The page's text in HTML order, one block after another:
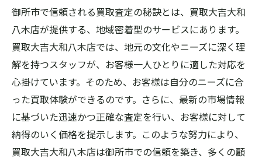
御所市で信頼される買取査定の秘訣とは、買取大吉大和
八木店が提供する、地域密着型のサービスにあります。
買取大吉大和八木店では、地元の文化やニーズに深く理
解を持つスタッフが、お客様一人ひとりに適した対応を
心掛けています。そのため、お客様は自分のニーズに合
った買取体験ができるのです。さらに、最新の市場情報
に基づいた迅速かつ正確な査定を行い、お客様に対して
納得のいく価格を提示します。このような努力により、
買取大吉大和八木店は御所市での信頼を築き、多くの顧